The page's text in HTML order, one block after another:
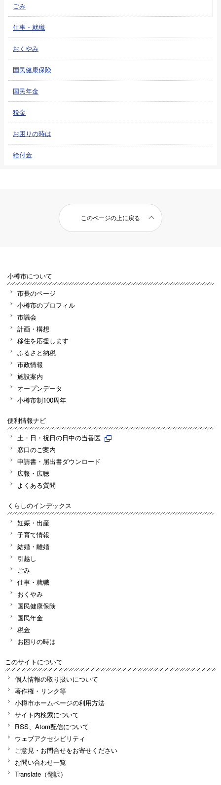
ごみ
仕事・就職
おくやみ
国民健康保険
国民年金
税金
お困りの時は
給付金
このページの上に戻る
小樽市について
市長のページ
小樽市のプロフィル
市議会
計画・構想
移住を応援します
ふるさと納税
市政情報
施設案内
オープンデータ
小樽市制100周年
便利情報ナビ
土・日・祝日の日中の当番医
窓口のご案内
申請書・届出書ダウンロード
広報・広聴
よくある質問
くらしのインデックス
妊娠・出産
子育て情報
結婚・離婚
引越し
ごみ
仕事・就職
おくやみ
国民健康保険
国民年金
税金
お困りの時は
このサイトについて
個人情報の取り扱いについて
著作権・リンク等
小樽市ホームページの利用方法
サイト内検索について
RSS、Atom配信について
ウェブアクセシビリティ
ご意見・お問合せをお寄せください
お問い合わせ一覧
Translate（翻訳）